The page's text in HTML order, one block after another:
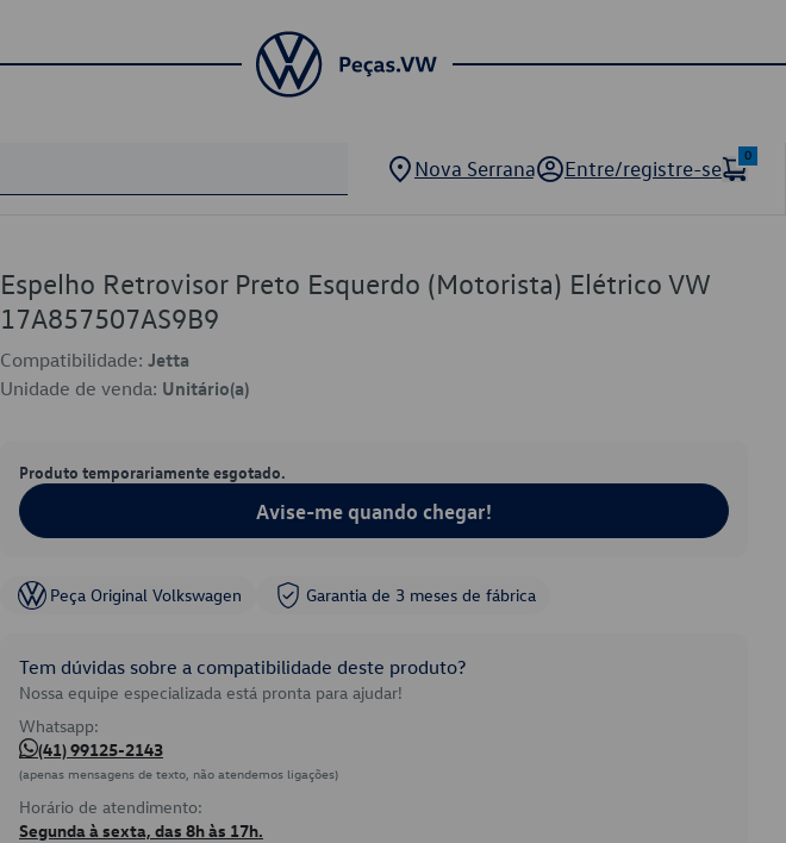
Nova Serrana Entre/registre-se
0
Espelho Retrovisor Preto Esquerdo (Motorista) Elétrico VW
17A857507AS9B9
Compatibilidade: Jetta
Unidade de venda: Unitário(a)
Produto temporariamente esgotado.
Avise-me quando chegar!
Peça Original Volkswagen Garantia de 3 meses de fábrica
Tem dúvidas sobre a compatibilidade deste produto?
Nossa equipe especializada está pronta para ajudar!
Whatsapp:
(41) 99125-2143
(apenas mensagens de texto, não atendemos ligações)
Horário de atendimento:
Segunda à sexta, das 8h às 17h.